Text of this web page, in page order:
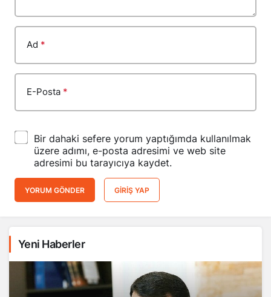
Ad *
E-Posta *
Bir dahaki sefere yorum yaptığımda kullanılmak
üzere adımı, e-posta adresimi ve web site
adresimi bu tarayıcıya kaydet.
YORUM GÖNDER GIRIŞ YAP
Yeni Haberler